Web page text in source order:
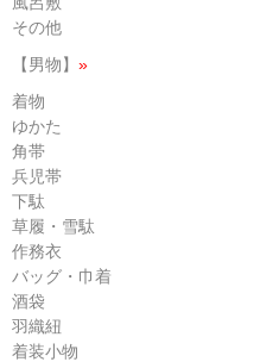
その他
【男物】 »
着物
ゆかた
角帯
兵児帯
下駄
草履・雪駄
作務衣
バッグ・巾着
酒袋
羽織紐
着装小物